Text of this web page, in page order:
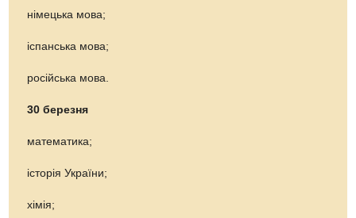
німецька мова;
іспанська мова;
російська мова.
30 березня
математика;
історія України;
хімія;